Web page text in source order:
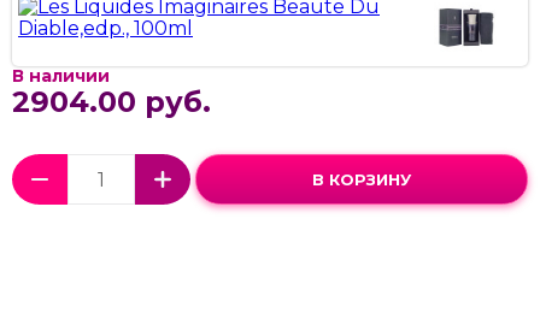
В наличии
2904.00 руб.
В КОРЗИНУ